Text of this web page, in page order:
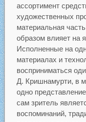
ассортимент
художественных
материальная
образом влияет на
Исполненные на
материалах и
восприниматься
Д. Кришнамурти, в
одно
сам зритель
воспоминаний,